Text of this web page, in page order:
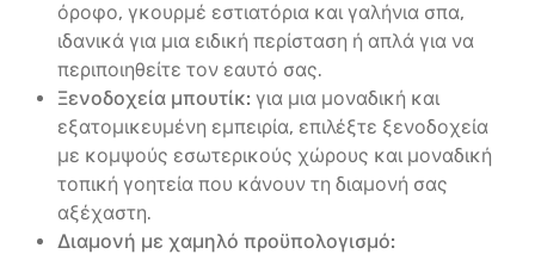
όροφο, γκουρμέ εστιατόρια και γαλήνια σπα,
ιδανικά για μια ειδική περίσταση ή απλά για να
περιποιηθείτε τον εαυτό σας.
Ξενοδοχεία μπουτίκ: για μια μοναδική και
εξατομικευμένη εμπειρία, επιλέξτε ξενοδοχεία
με κομψούς εσωτερικούς χώρους και μοναδική
τοπική γοητεία που κάνουν τη διαμονή σας
αξέχαστη.
Διαμονή με χαμηλό προϋπολογισμό: